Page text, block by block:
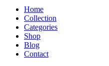
Home
Collection
Categories
Shop
Blog
Contact